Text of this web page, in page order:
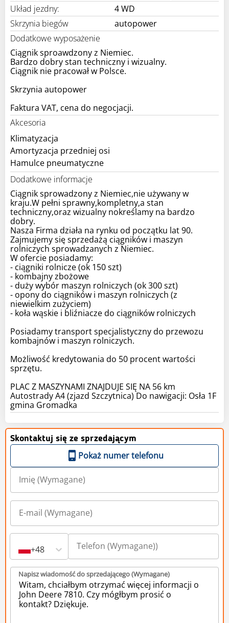
Układ jezdny:
4 WD
Skrzynia biegów
autopower
Dodatkowe wyposażenie
Ciągnik sproawdzony z Niemiec.
Bardzo dobry stan techniczny i wizualny.
Ciągnik nie pracował w Polsce.
Skrzynia autopower
Faktura VAT, cena do negocjacji.
Akcesoria
Klimatyzacja
Amortyzacja przedniej osi
Hamulce pneumatyczne
Dodatkowe informacje
Ciągnik sprowadzony z Niemiec,nie używany w
kraju.W pełni sprawny,kompletny,a stan
techniczny,oraz wizualny nokreślamy na bardzo
dobry.
Nasza Firma działa na rynku od początku lat 90.
Zajmujemy się sprzedażą ciągników i maszyn
rolniczych sprowadzanych z Niemiec.
W ofercie posiadamy:
- ciągniki rolnicze (ok 150 szt)
- kombajny zbożowe
- duży wybór maszyn rolniczych (ok 300 szt)
- opony do ciągników i maszyn rolniczych (z
niewielkim zużyciem)
- koła wąskie i bliźniacze do ciągników rolniczych
Posiadamy transport specjalistyczny do przewozu
kombajnów i maszyn rolniczych.
Możliwość kredytowania do 50 procent wartości
sprzętu.
PLAC Z MASZYNAMI ZNAJDUJE SIĘ NA 56 km
Autostrady A4 (zjazd Szczytnica) Do nawigacji: Osła 1F
gmina Gromadka
Skontaktuj się ze sprzedającym
Pokaż numer telefonu
+48
Napisz wiadomość do sprzedającego (Wymagane)